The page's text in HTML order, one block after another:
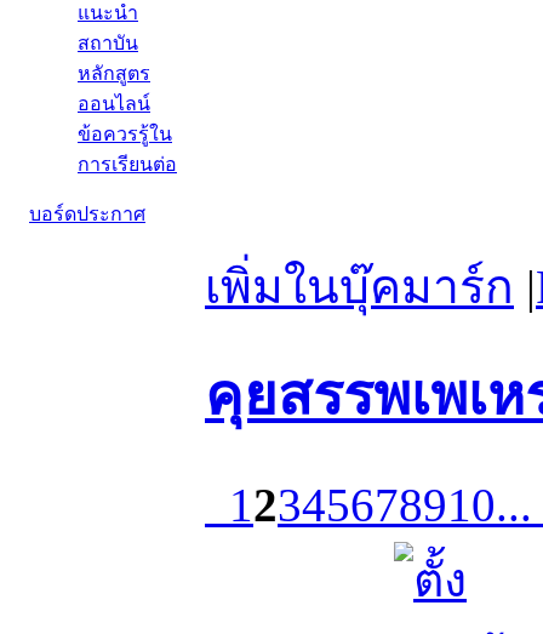
แนะนำ
สถาบัน
หลักสูตร
ออนไลน์
ข้อควรรู้ใน
การเรียนต่อ
บอร์ดประกาศ
เพิ่มในบุ๊คมาร์ก |
คุยสรรพเพเห
1 2345678910